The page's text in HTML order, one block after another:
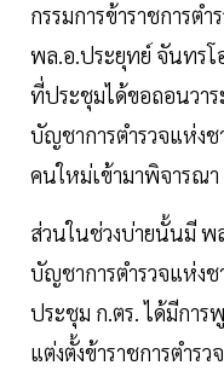
กรรมการข้าราชการต
พล.อ.ประยุทย์ จันทรโ
ที่ประชุมได้ขอถอนวา
บัญชาการตำรวจแห่ง
คนใหม่เข้ามาพิจารณา
ส่วนในช่วงบ่ายนั้นมี พ
บัญชาการตำรวจแห่ง
ประชุม ก.ตร. ได้มีการ
แต่งตั้งข้าราชการตำร